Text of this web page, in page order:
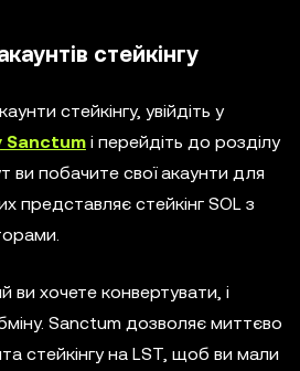
стейкінгу
стейкінгу, увійдіть у
Sanctum і перейдіть до розділу
ви побачите свої акаунти для
представляє стейкінг SOL з
ви хочете конвертувати, і
Sanctum дозволяє миттєво
стейкінгу на LST, щоб ви мали